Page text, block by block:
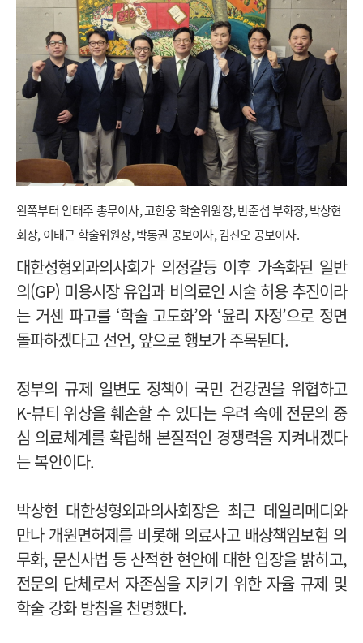
왼쪽부터 안태주 총무이사, 고한웅 학술위원장, 반준섭 부화장, 박상현
회장, 이태근 학술위원장, 박동권 공보이사, 김진오 공보이사.
대한성형외과의사회가 의정갈등 이후 가속화된 일반
의(GP) 미용시장 유입과 비의료인 시술 허용 추진이라
는 거센 파고를 ‘학술 고도화’와 ‘윤리 자정’으로 정면
돌파하겠다고 선언, 앞으로 행보가 주목된다.
정부의 규제 일변도 정책이 국민 건강권을 위협하고
K-뷰티 위상을 훼손할 수 있다는 우려 속에 전문의 중
심 의료체계를 확립해 본질적인 경쟁력을 지켜내겠다
는 복안이다.
박상현 대한성형외과의사회장은 최근 데일리메디와
만나 개원면허제를 비롯해 의료사고 배상책임보험 의
무화, 문신사법 등 산적한 현안에 대한 입장을 밝히고,
전문의 단체로서 자존심을 지키기 위한 자율 규제 및
학술 강화 방침을 천명했다.